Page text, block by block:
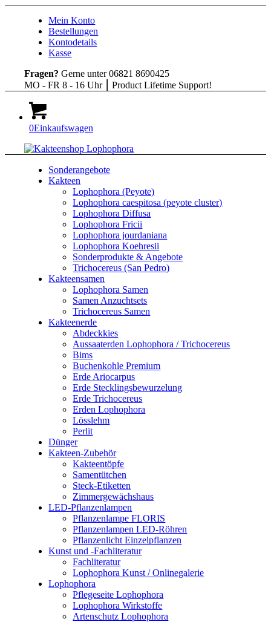
Mein Konto
Bestellungen
Kontodetails
Kasse
Fragen? Gerne unter 06821 8690425
MO - FR 8 - 16 Uhr ⎮ Product Lifetime Support!
0Einkaufswagen
Sonderangebote
Kakteen
Lophophora (Peyote)
Lophophora caespitosa (peyote cluster)
Lophophora Diffusa
Lophophora Fricii
Lophophora jourdaniana
Lophophora Koehresii
Sonderprodukte & Angebote
Trichocereus (San Pedro)
Kakteensamen
Lophophora Samen
Samen Anzuchtsets
Trichocereus Samen
Kakteenerde
Abdeckkies
Aussaaterden Lophophora / Trichocereus
Bims
Buchenkohle Premium
Erde Ariocarpus
Erde Stecklingsbewurzelung
Erde Trichocereus
Erden Lophophora
Lösslehm
Perlit
Dünger
Kakteen-Zubehör
Kakteentöpfe
Samentütchen
Steck-Etiketten
Zimmergewächshaus
LED-Pflanzenlampen
Pflanzenlampe FLORIS
Pflanzenlampen LED-Röhren
Pflanzenlicht Einzelpflanzen
Kunst und -Fachliteratur
Fachliteratur
Lophophora Kunst / Onlinegalerie
Lophophora
Pflegeseite Lophophora
Lophophora Wirkstoffe
Artenschutz Lophophora